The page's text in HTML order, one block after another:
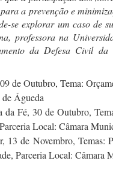
a prevenção e
se explorar um caso de
professora na
da Defesa Civil
de Outubro, Tema:
Águeda
Fé, 30 de Outubro,
Local: Câmara
de Novembro, Temas:
Parceria Local: Câmara